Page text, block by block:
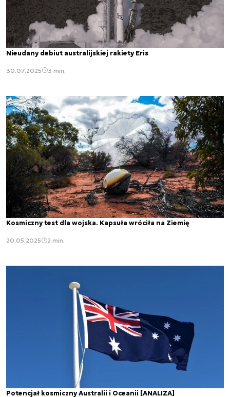
Nieudany debiut australijskiej rakiety Eris
30.07.2025 3 min.
Kosmiczny test dla wojska. Kapsuła wróciła na Ziemię
20.05.2025 2 min.
Potencjał kosmiczny Australii i Oceanii [ANALIZA]